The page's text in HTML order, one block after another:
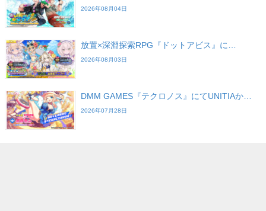
2026年08月04日
放置×深淵探索RPG『ドットアビス』に…
2026年08月03日
DMM GAMES『テクロノス』にてUNITIAか…
2026年07月28日